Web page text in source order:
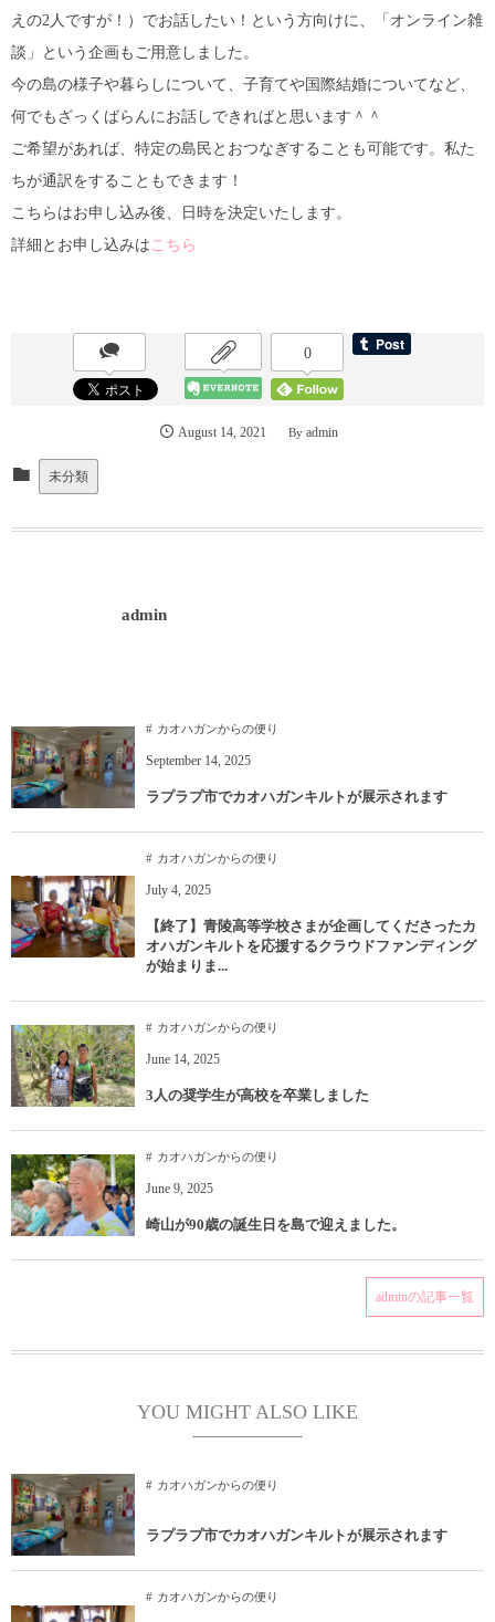
えの2人ですが！）でお話したい！という方向けに、「オンライン雑
談」という企画もご用意しました。
今の島の様子や暮らしについて、子育てや国際結婚についてなど、
何でもざっくばらんにお話しできればと思います＾＾
ご希望があれば、特定の島民とおつなぎすることも可能です。私た
ちが通訳をすることもできます！
こちらはお申し込み後、日時を決定いたします。
詳細とお申し込みは こちら
0
August 14 ,2021 Byadmin
未分類
admin
カオハガンからの便り
September 14, 2025
ラプラプ市でカオハガンキルトが展示されます
カオハガンからの便り
July 4, 2025
【終了】青陵高等学校さまが企画してくださったカ
オハガンキルトを応援するクラウドファンディング
が始まりま...
カオハガンからの便り
June 14, 2025
3人の奨学生が高校を卒業しました
カオハガンからの便り
June 9, 2025
崎山が90歳の誕生日を島で迎えました。
adminの記事一覧
YOU MIGHT ALSO LIKE
カオハガンからの便り
ラプラプ市でカオハガンキルトが展示されます
カオハガンからの便り